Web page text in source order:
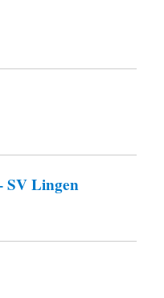
SV Lingen